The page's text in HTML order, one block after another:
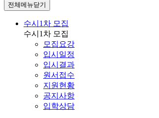
전체메뉴닫기
수시1차 모집
수시1차 모집
모집요강
입시일정
입시결과
원서접수
지원현황
공지사항
입학상담